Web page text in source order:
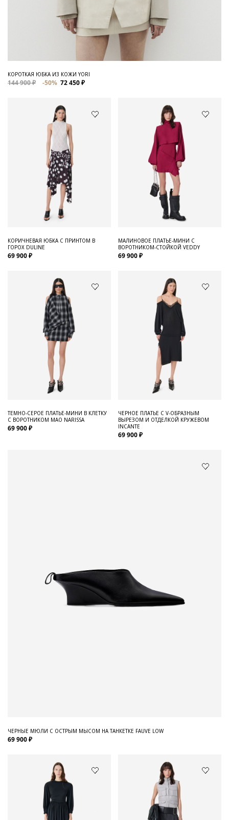
КОРОТКАЯ ЮБКА ИЗ КОЖИ YORI
144 900 ₽ -50% 72 450 ₽
КОРИЧНЕВАЯ ЮБКА С ПРИНТОМ В
ГОРОХ DULINE
69 900 ₽
МАЛИНОВОЕ ПЛАТЬЕ-МИНИ С
ВОРОТНИКОМ-СТОЙКОЙ VEDDY
69 900 ₽
ТЕМНО-СЕРОЕ ПЛАТЬЕ-МИНИ В КЛЕТКУ
С ВОРОТНИКОМ МАО NARISSA
69 900 ₽
ЧЕРНОЕ ПЛАТЬЕ С V-ОБРАЗНЫМ
ВЫРЕЗОМ И ОТДЕЛКОЙ КРУЖЕВОМ
INCANTE
69 900 ₽
ЧЕРНЫЕ МЮЛИ С ОСТРЫМ МЫСОМ НА ТАНКЕТКЕ FAUVE LOW
69 900 ₽